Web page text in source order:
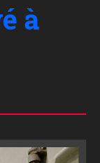
à